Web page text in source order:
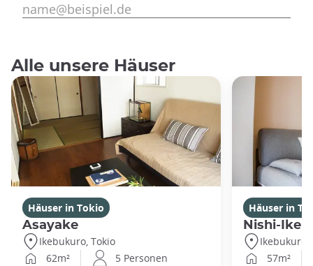
Alle unsere Häuser
Häuser in Tokio
Asayake
Ikebukuro, Tokio
62m²
5 Personen
Häuser in
Nishi-
Ikebukuro,
57m²